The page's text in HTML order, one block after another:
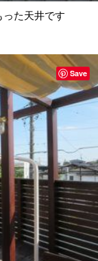
た天井です
Save